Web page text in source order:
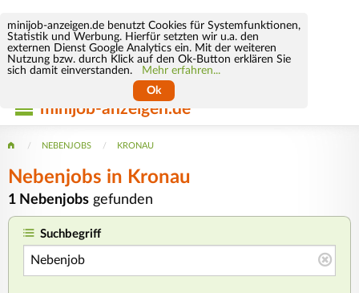
minijob-anzeigen.de benutzt Cookies für Systemfunktionen,
Statistik und Werbung. Hierfür setzten wir u.a. den
externen Dienst Google Analytics ein. Mit der weiteren
Nutzung bzw. durch Klick auf den Ok-Button erklären Sie
sich damit einverstanden.
Mehr erfahren...
Ok
minijob-anzeigen.de
NEBENJOBS KRONAU
Nebenjobs in Kronau
1 Nebenjobs gefunden
Suchbegriff